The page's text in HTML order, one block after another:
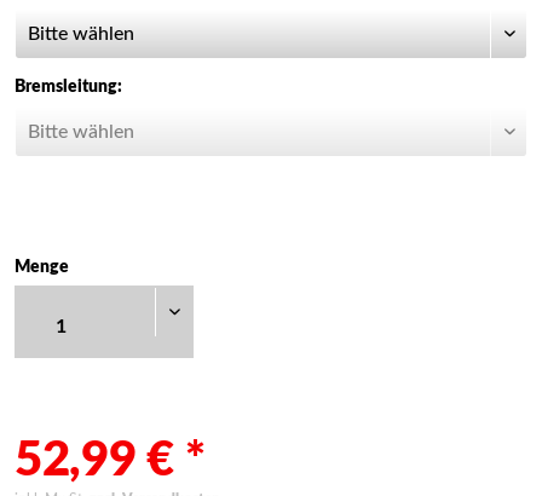
Bremsleitung:
Menge
52,99 € *